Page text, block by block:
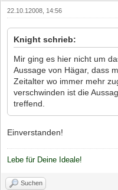
22.10.12008, 14:56
Knight schrieb:
Mir ging es hier nicht um
Aussage von Hägar, dass
Zeitalter wo immer mehr
verschwinden ist die
treffend.
Einverstanden!
Lebe für Deine Ideale!
Suchen